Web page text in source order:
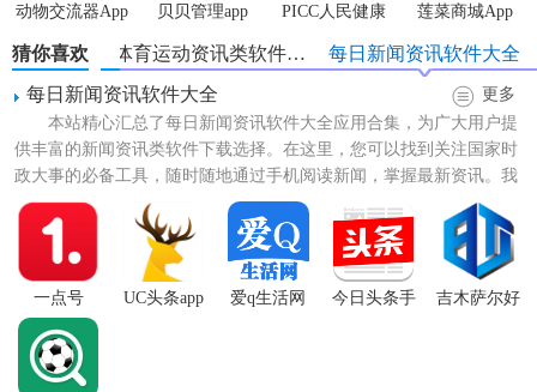
【球探数据特色】
动物交流器App 贝贝管理app
PICC人民健康
莲菜商城App
猜你喜欢 每日新闻资讯软件大全
体育运动资讯类软件大全
每日新闻资讯软件大全
更多
本站精心汇总了每日新闻资讯软件大全应用合集，为广大用户提
供丰富的新闻资讯类软件下载选择。在这里，您可以找到关注国家时
政大事的必备工具，随时随地通过手机阅读新闻，掌握最新资讯。我
们收录了多种不同的新闻资...
一点号 UC头条app 爱q生活网
今日头条手
吉木萨尔好